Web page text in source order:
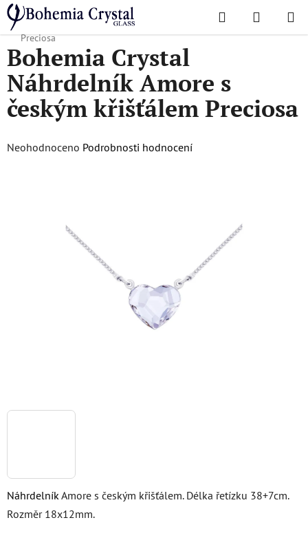
Přejít
na
obsah
Hledat
KOŠÍK
Domů
/ Šperky
Bohemia Crystal Náhrdelník Amore s českým křišťálem
Preciosa
NáhrdelníkAmore s českým křišťálem. Délka řetízku 38+7cm.
Rozměr 18x12mm.
Bohemia Crystal
Náhrdelník Amore s
českým křišťálem Preciosa
Průměrné
Neohodnoceno Podrobnosti hodnocení